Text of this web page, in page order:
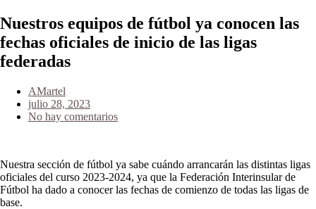
Nuestros equipos de fútbol ya conocen las
fechas oficiales de inicio de las ligas
federadas
AMartel
julio 28, 2023
No hay comentarios
Nuestra sección de fútbol ya sabe cuándo arrancarán las distintas ligas
oficiales del curso 2023-2024, ya que la Federación Interinsular de
Fútbol ha dado a conocer las fechas de comienzo de todas las ligas de
base.